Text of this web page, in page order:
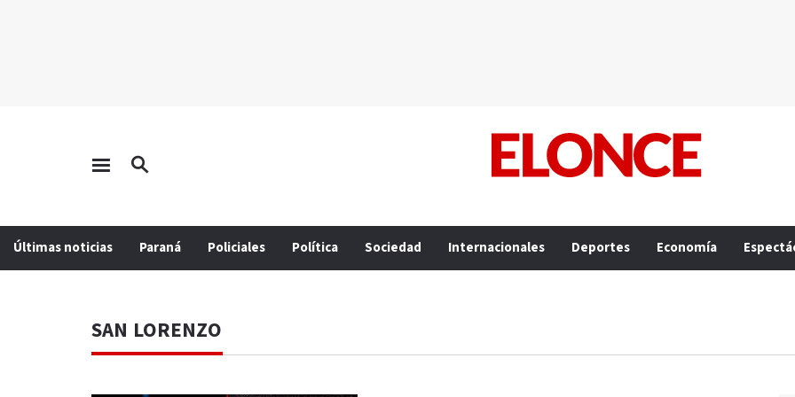
Últimas noticias Paraná Policiales Política Sociedad Internacionales Deportes Economía
SAN LORENZO